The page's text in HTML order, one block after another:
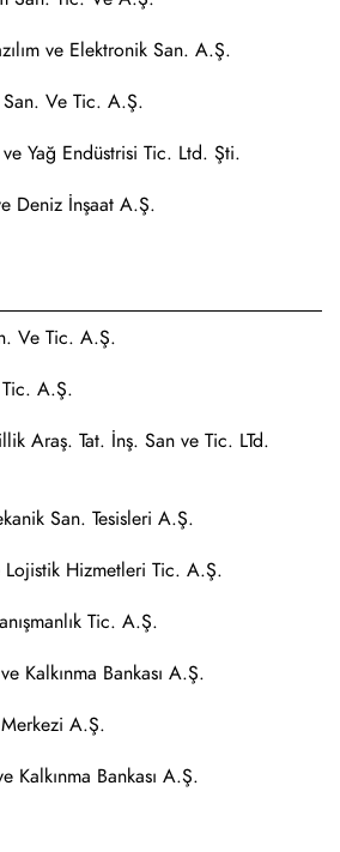
ve Elektronik San. A.Ş.
Ve Tic. A.Ş.
Yağ Endüstrisi Tic. Ltd. Şti.
Deniz İnşaat A.Ş.
Ve Tic. A.Ş.
A.Ş.
Araş. Tat. İnş. San ve Tic. LTd.
San. Tesisleri A.Ş.
Hizmetleri Tic. A.Ş.
Tic. A.Ş.
Kalkınma Bankası A.Ş.
A.Ş.
Kalkınma Bankası A.Ş.